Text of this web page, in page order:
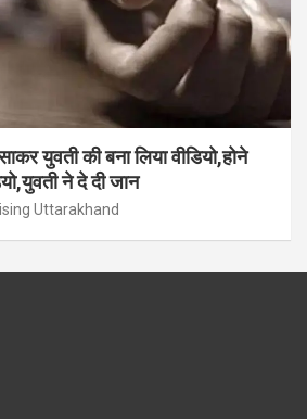
युवती की बना लिया वीडियो,होने
ने दे दी जान
Uttarakhand